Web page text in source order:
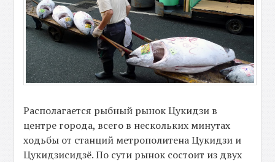
Располагается рыбный рынок Цукидзи в
центре города, всего в нескольких минутах
ходьбы от станций метрополитена Цукидзи и
Цукидзисидзё. По сути рынок состоит из двух